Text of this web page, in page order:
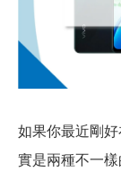
如果你最近剛
實是兩種不一樣